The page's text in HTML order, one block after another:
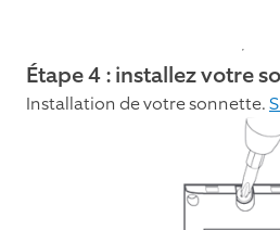
Étape 4 : installez votre
Installation de votre sonnette.